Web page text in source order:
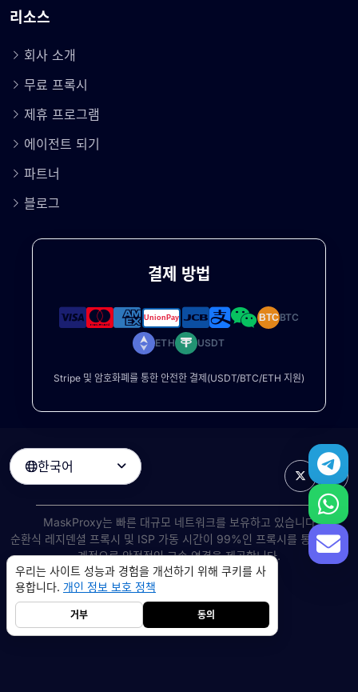
리소스
회사 소개
무료 프록시
제휴 프로그램
에이전트 되기
파트너
블로그
결제 방법
BTCBTC
ETH USDT
Stripe 및 암호화폐를 통한 안전한 결제(USDT/BTC/ETH 지원)
한국어 
MaskProxy는 빠른 대규모 네트워크를 보유하고 있습니다
순환식 레지덴셜 프록시 및 ISP 가동 시간이 99%인 프록시를 통해 전 세
계적으로 안정적인 고속 연결을 제공합니다.
©2026AIWAY LIMITED. 모든 권리 보유.
서비스 약관개인 정보 보호 정책환불 정책쿠키 정책
우리는 사이트 성능과 경험을 개선하기 위해 쿠키를 사
용합니다. 개인 정보 보호 정책
거부 동의